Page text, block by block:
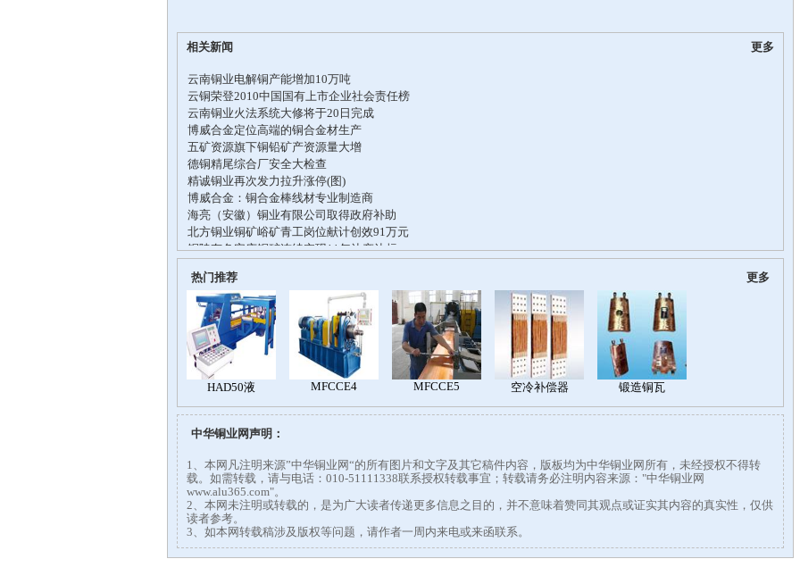
相关新闻 更多
热门推荐 更多
中华铜业网声明：
1、本网凡注明来源”中华铜业网“的所有图片和文字及其它稿件内容，版板均为中华铜业网所有，未经授权不得转
载。如需转载，请与电话：010-51111338联系授权转载事宜；转载请务必注明内容来源："中华铜业网
www.alu365.com"。
2、本网未注明或转载的，是为广大读者传递更多信息之目的，并不意味着赞同其观点或证实其内容的真实性，仅供
读者参考。
3、如本网转载稿涉及版权等问题，请作者一周内来电或来函联系。